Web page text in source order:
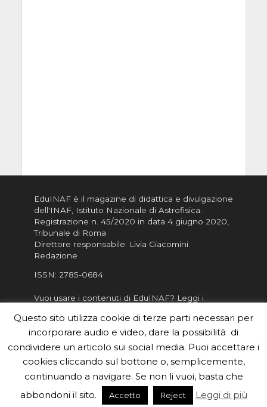
EduINAF è il magazine di didattica e divulgazione
dell'INAF, Istituto Nazionale di Astrofisica
Registrazione n. 45/2020 in data 4 giugno 2020,
Tribunale di Roma
Direttore responsabile: Livia Giacomini
Redazione
ISSN: 2785-0684
Vuoi usare i contenuti di EduINAF? Leggi i
Informativa sulla Privacy
Informatva sui Cookie
Per la rubrica de l'Astronomo risponde, per
inviarci le tue foto o i tuoi contributi, scrivici a
redazione.edu [chiocciola] inaf.it oppure
il form
Questo sito utilizza cookie di terze parti necessari per
incorporare audio e video, dare la possibilità di
condividere un articolo sui social media. Puoi accettare i
cookies cliccando sul bottone o, semplicemente,
continuando a navigare. Se non li vuoi, basta che
abbondoni il sito.
Accetto Reject Leggi di più